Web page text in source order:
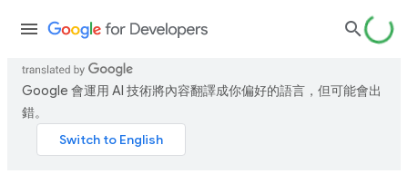
Google 會運用 AI 技術將內容翻譯成你偏好的語言，但可能會出
錯。